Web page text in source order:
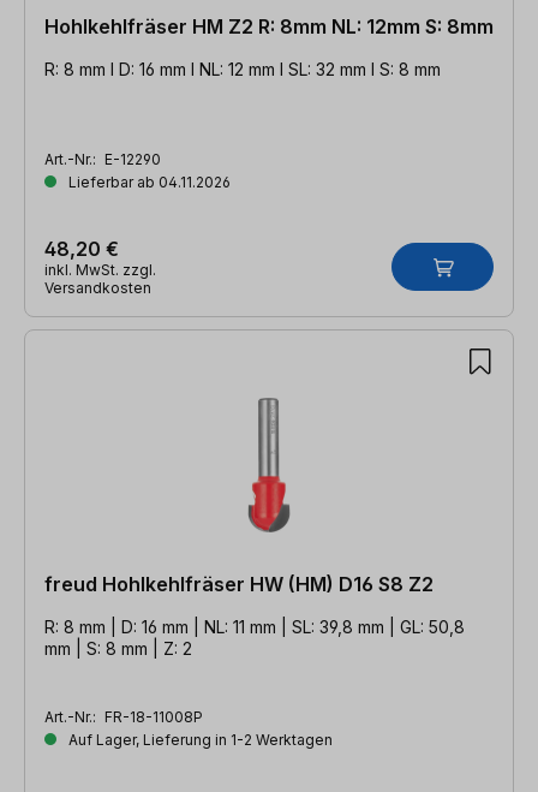
Hohlkehlfräser HM Z2 R: 8mm NL: 12mm S: 8mm
R: 8 mm l D: 16 mm l NL: 12 mm l SL: 32 mm l S: 8 mm
Art.-Nr.: E-12290
Lieferbar ab 04.11.2026
48,20 €
inkl. MwSt. zzgl.
Versandkosten
freud Hohlkehlfräser HW (HM) D16 S8 Z2
R: 8 mm | D: 16 mm | NL: 11 mm | SL: 39,8 mm | GL: 50,8
mm | S: 8 mm | Z: 2
Art.-Nr.: FR-18-11008P
Auf Lager, Lieferung in 1-2 Werktagen